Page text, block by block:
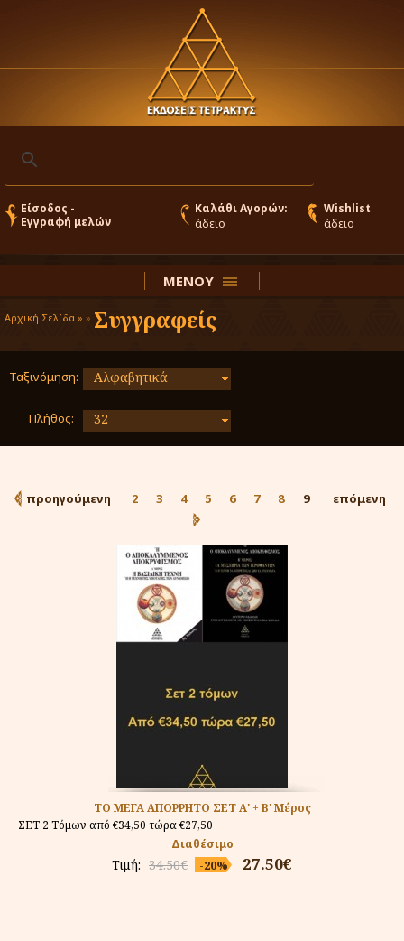
Είσοδος -
Εγγραφή μελών
Καλάθι Αγορών:
άδειο
Wishlist
άδειο
ΜΕΝΟΥ
Αρχική Σελίδα » » Συγγραφείς
Ταξινόμηση: Αλφαβητικά
Πλήθος: 32
προηγούμενη 2 3 4 5 6 7 8 9 επόμενη
ΤΟ ΜΕΓΑ ΑΠΟΡΡΗΤΟ ΣΕΤ Α' + Β' Μέρος
ΣΕΤ 2 Τόμων από €34,50 τώρα €27,50
Διαθέσιμο
Τιμή: 34.50€ -20% 27.50€